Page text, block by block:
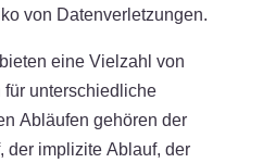
von Datenverletzungen.
eine Vielzahl von
unterschiedliche
Abläufen gehören der
implizite Ablauf, der